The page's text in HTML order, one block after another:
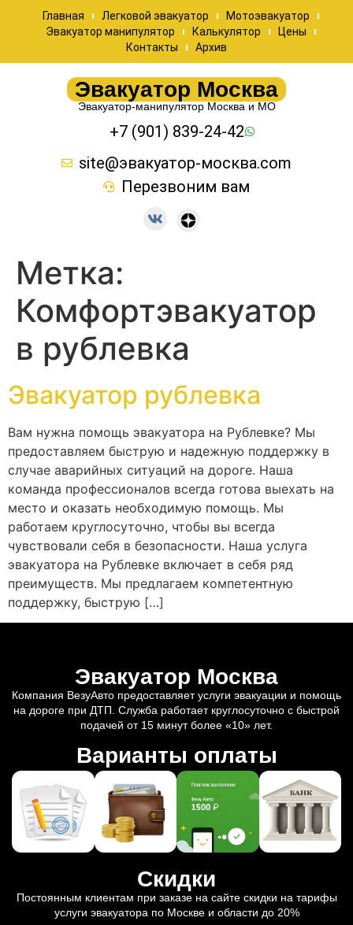
Главная Легковой эвакуатор
Мотоэвакуатор
Эвакуатор манипулятор
Калькулятор
Цены
Контакты
Архив
Эвакуатор Москва
Эвакуатор-манипулятор Москва и МО
+7 (901) 839-24-42
site@эвакуатор-москва.com
Перезвоним вам
Метка:
Комфортэвакуатор
в рублевка
Эвакуатор рублевка
Вам нужна помощь эвакуатора на Рублевке? Мы
предоставляем быструю и надежную поддержку в
случае аварийных ситуаций на дороге. Наша
команда профессионалов всегда готова выехать на
место и оказать необходимую помощь. Мы
работаем круглосуточно, чтобы вы всегда
чувствовали себя в безопасности. Наша услуга
эвакуатора на Рублевке включает в себя ряд
преимуществ. Мы предлагаем компетентную
поддержку, быструю […]
Эвакуатор Москва
Компания ВезуАвто предоставляет услуги эвакуации и помощь
на дороге при ДТП. Служба работает круглосуточно с быстрой
подачей от 15 минут более «10» лет.
Варианты оплаты
Скидки
Постоянным клиентам при заказе на сайте скидки на тарифы
услуги эвакуатора по Москве и области до 20%